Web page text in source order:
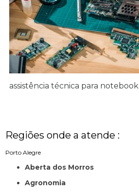
assistência técnica para notebook
Regiões onde a atende :
Porto Alegre
Aberta dos Morros
Agronomia